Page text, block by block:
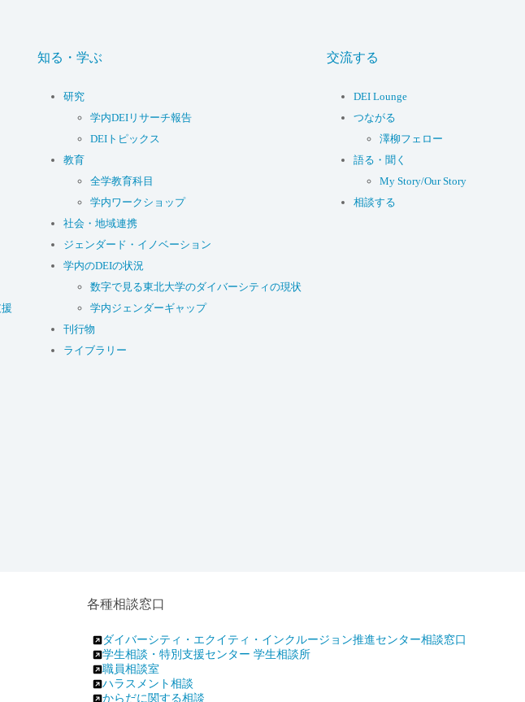
知る・学ぶ
研究
学内DEIリサーチ報告
DEIトピックス
教育
全学教育科目
学内ワークショップ
社会・地域連携
ジェンダード・イノベーション
学内のDEIの状況
数字で見る東北大学のダイバーシティの現状
学内ジェンダーギャップ
刊行物
ライブラリー
交流する
DEI Lounge
つながる
澤柳フェロー
語る・聞く
My Story/Our Story
相談する
各種相談窓口
ダイバーシティ・エクイティ・インクルージョン推進センター相談窓口
学生相談・特別支援センター 学生相談所
職員相談室
ハラスメント相談
からだに関する相談